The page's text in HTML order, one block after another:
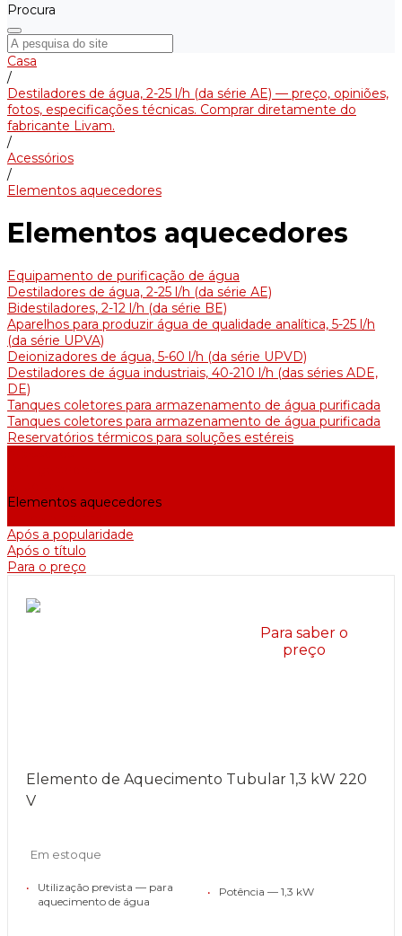
Procura
Casa
/
Destiladores de água, 2-25 l/h (da série АE) — preço, opiniões,
fotos, especificações técnicas. Comprar diretamente do
fabricante Livam.
/
Acessórios
/
Elementos aquecedores
Elementos aquecedores
Equipamento de purificação de água
Destiladores de água, 2-25 l/h (da série АE)
Bidestiladores, 2-12 l/h (da série BE)
Aparelhos para produzir água de qualidade analítica, 5-25 l/h
(da série UPVA)
Deionizadores de água, 5-60 l/h (da série UPVD)
Destiladores de água industriais, 40-210 l/h (das séries ADE,
DE)
Tanques coletores para armazenamento de água purificada
Tanques coletores para armazenamento de água purificada
Reservatórios térmicos para soluções estéreis
Elementos aquecedores
Após a popularidade
Após o título
Para o preço
Para saber o
preço
Elemento de Aquecimento Tubular 1,3 kW 220
V
Em estoque
•
Utilização prevista — para
aquecimento de água
• Potência — 1,3 kW